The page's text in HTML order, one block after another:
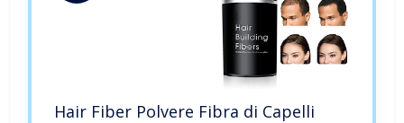
Hair Fiber Polvere Fibra di Capelli